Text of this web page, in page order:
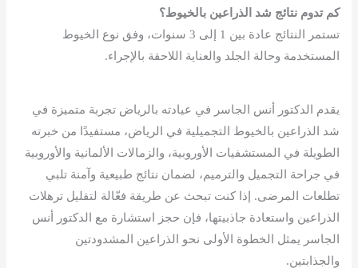
كم تدوم نتائج شد الذراعين بالخيوط؟
تستمر النتائج عادة بين 1 إلى 3 سنوات، وفق نوع الخيوط
المستخدمة وحالة الجلد والعناية اللاحقة بالإجراء.
يقدم الدكتور أنس الجاسر في عيادته بالرياض تجربة متميزة في
شد الذراعين بالخيوط التجميلية في الرياض، مستفيدًا من خبرته
الطويلة في المستشفيات الأوروبية، والزمالات الألمانية والأوروبية
في جراحة التجميل والترميم، لضمان نتائج طبيعية وآمنة تلبي
تطلعات المرضى. إذا كنت تبحث عن طريقة فعّالة لتقليل ترهلات
الذراعين واستعادة جاذبيتها، فإن حجز استشارة مع الدكتور أنس
الجاسر يمثل الخطوة الأولى نحو الذراعين المشدودتين
والجذابتين.